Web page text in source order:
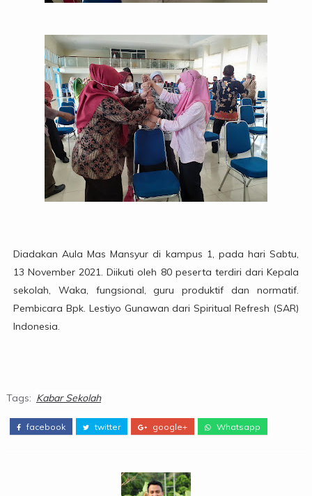
Diadakan Aula Mas Mansyur di kampus 1, pada hari Sabtu,
13 November 2021. Diikuti oleh 80 peserta terdiri dari Kepala
sekolah, Waka, fungsional, guru produktif dan normatif.
Pembicara Bpk. Lestiyo Gunawan dari Spiritual Refresh (SAR)
Indonesia.
Tags: Kabar Sekolah
facebook twitter google+ Whatsapp